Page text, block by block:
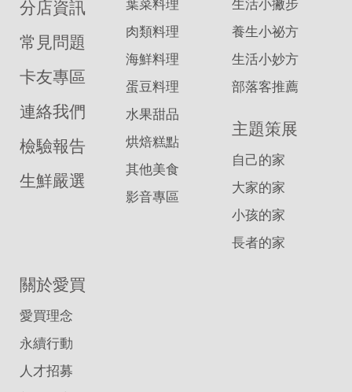
分店資訊
常見問題
卡友專區
連絡我們
檢驗報告
生鮮嚴選
葉菜料理
肉類料理
海鮮料理
蛋豆料理
水果甜品
烘焙糕點
其他美食
影音專區
生活小撇步
養生小祕方
生活小妙方
部落客推薦
主題策展
自己的家
大家的家
小孩的家
長者的家
關於愛買
愛買理念
永續行動
人才招募